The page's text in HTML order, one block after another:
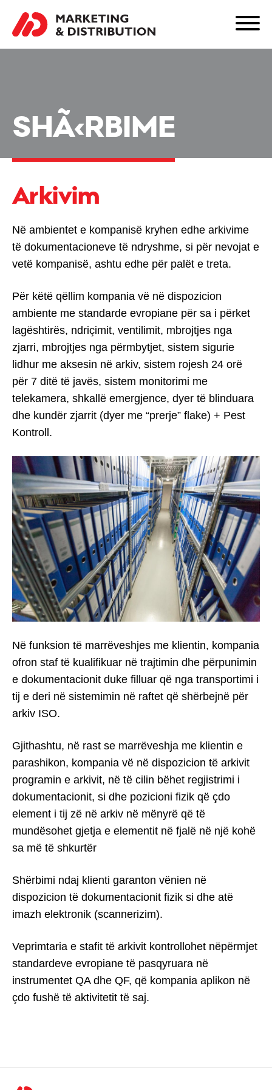
SHÃ‹RBIME
Arkivim
Në ambientet e kompanisë kryhen edhe arkivime
të dokumentacioneve të ndryshme, si për nevojat e
vetë kompanisë, ashtu edhe për palët e treta.
Për këtë qëllim kompania vë në dispozicion
ambiente me standarde evropiane për sa i përket
lagështirës, ndriçimit, ventilimit, mbrojtjes nga
zjarri, mbrojtjes nga përmbytjet, sistem sigurie
lidhur me aksesin në arkiv, sistem rojesh 24 orë
për 7 ditë të javës, sistem monitorimi me
telekamera, shkallë emergjence, dyer të blinduara
dhe kundër zjarrit (dyer me “prerje” flake) + Pest
Kontroll.
Në funksion të marrëveshjes me klientin, kompania
ofron staf të kualifikuar në trajtimin dhe përpunimin
e dokumentacionit duke filluar që nga transportimi i
tij e deri në sistemimin në raftet që shërbejnë për
arkiv ISO.
Gjithashtu, në rast se marrëveshja me klientin e
parashikon, kompania vë në dispozicion të arkivit
programin e arkivit, në të cilin bëhet regjistrimi i
dokumentacionit, si dhe pozicioni fizik që çdo
element i tij zë në arkiv në mënyrë që të
mundësohet gjetja e elementit në fjalë në një kohë
sa më të shkurtër
Shërbimi ndaj klienti garanton vënien në
dispozicion të dokumentacionit fizik si dhe atë
imazh elektronik (scannerizim).
Veprimtaria e stafit të arkivit kontrollohet nëpërmjet
standardeve evropiane të pasqyruara në
instrumentet QA dhe QF, që kompania aplikon në
çdo fushë të aktivitetit të saj.